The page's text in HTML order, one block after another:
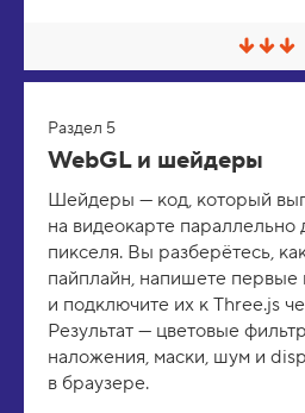
ь
С
в
ь
/
Р
з
в
е
р
н
у
Раздел 5
WebGL и шейдеры
Шейдеры — код, который
на видеокарте параллельно
пикселя. Вы разберётесь,
пайплайн, напишете
и подключите их к Three.js
Результат — цветовые
наложения, маски, шум и
в браузере.